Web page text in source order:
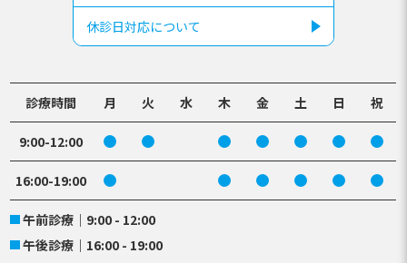
休診日対応について
診療時間 月 火 水 木 金 土 日 祝
9:00-12:00
16:00-19:00
午前診療
9:00 - 12:00
午後診療
16:00 - 19:00